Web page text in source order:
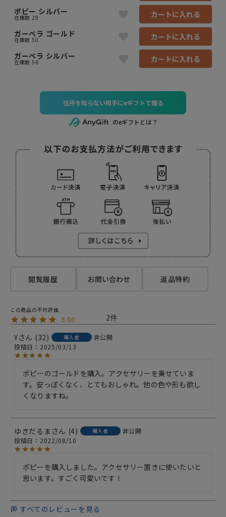
ポピー シルバー
在庫数 29
カートに入れる
ガーベラ ゴールド
在庫数 50
カートに入れる
ガーベラ シルバー
在庫数 56 カートに入れる
住所を知らない相手にeギフトで贈る
のeギフトとは？
閲覧履歴 お問い合わせ 返品特約
5.00
2
Y
32 購入者
非公開
投稿日
2025/03/13
ポピーのゴールドを購入。アクセサリーを乗せていま
す。安っぽくなく、とてもおしゃれ。他の色や形も欲し
くなりますね。
ゆきだるま 4 購入者
非公開
投稿日
2022/08/10
ポピーを購入しました。アクセサリー置きに使いたいと
思います。すごく可愛いです！
すべてのレビューを見る